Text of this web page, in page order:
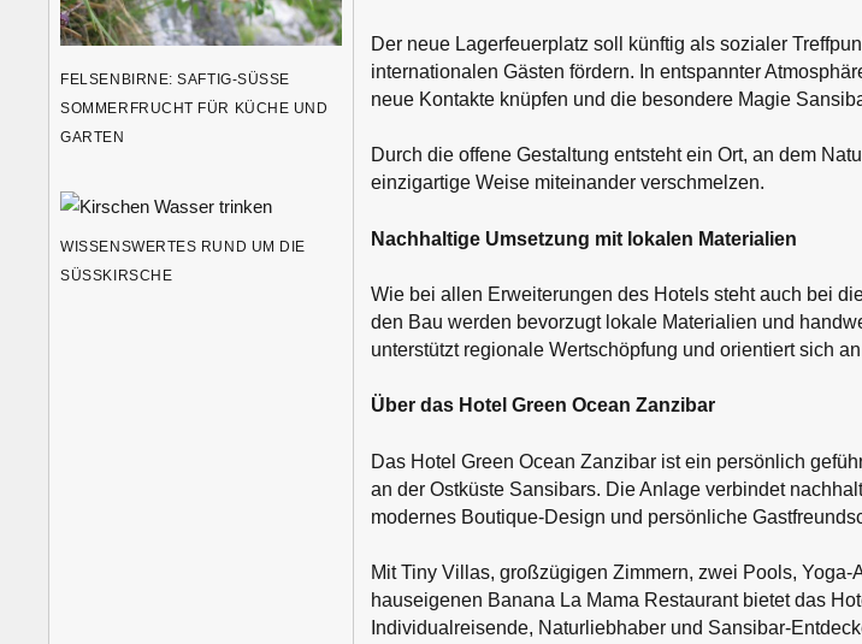
Der neue Lagerfeuerplatz soll künftig als sozialer
internationalen Gästen fördern. In entspannter
neue Kontakte knüpfen und die besondere Magie
Durch die offene Gestaltung entsteht ein Ort, an dem
einzigartige Weise miteinander verschmelzen.
Nachhaltige Umsetzung mit lokalen Materialien
Wie bei allen Erweiterungen des Hotels steht auch bei
den Bau werden bevorzugt lokale Materialien und
unterstützt regionale Wertschöpfung und orientiert sich
Über das Hotel Green Ocean Zanzibar
Das Hotel Green Ocean Zanzibar ist ein persönlich
an der Ostküste Sansibars. Die Anlage verbindet
modernes Boutique-Design und persönliche
Mit Tiny Villas, großzügigen Zimmern, zwei Pools,
hauseigenen Banana La Mama Restaurant bietet das
Individualreisende, Naturliebhaber und Sansibar-
FELSENBIRNE: SAFTIG-SÜSSE S
OMMERFRUCHT FÜR KÜCHE UND G
ARTEN
WISSENSWERTES RUND UM DIE
SÜSSKIRSCHE